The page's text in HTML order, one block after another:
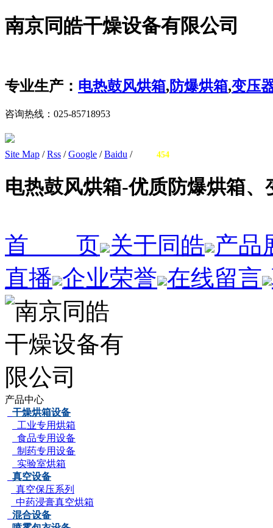
南京同皓干燥设备有限公司
专业生产： 电热鼓风烘箱,防爆烘箱,变压
咨询热线： 025-85718953
Site Map /Rss /Google /Baidu / 454
电热鼓风烘箱-优质防爆烘箱
首 页 关于同皓 产品
直播 企业荣誉 在线留言
产品中心
干燥烘箱设备
工业专用烘箱
食品专用设备
制药专用设备
实验室烘箱
真空设备
真空保压系列
中药浸膏真空烘箱
混合设备